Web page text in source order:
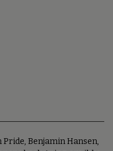
Benjamin Hansen,